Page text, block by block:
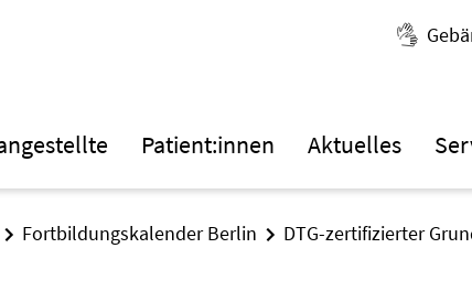
Patient:innen Aktuelles
Fortbildungskalender Berlin DTG-zertifizierter